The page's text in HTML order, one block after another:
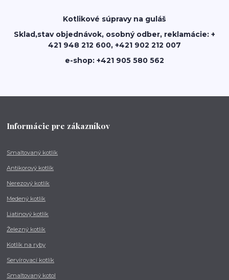
Kotlikové súpravy na guláš
Sklad,stav objednávok, osobný odber, reklamácie: +
421 948 212 600, +421 902 212 007
e-shop: +421 905 580 562
Informácie pre zákazníkov
Smaltovaný kotlík
Antikorový kotlík
Nerezový kotlík
Medený kotlík
Liatinový kotlík
Železný kotlík
Kotlík na ryby
Servírovací kotlík
Smaltovaný kotol